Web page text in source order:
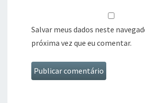
Salvar meus dados neste
próxima vez que eu comentar.